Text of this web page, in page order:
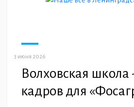
3 июня 2026
Волховская школа
кадров для